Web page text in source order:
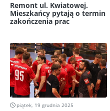
Remont ul. Kwiatowej.
Mieszkańcy pytają o termin
zakończenia prac
piątek, 19 grudnia 2025